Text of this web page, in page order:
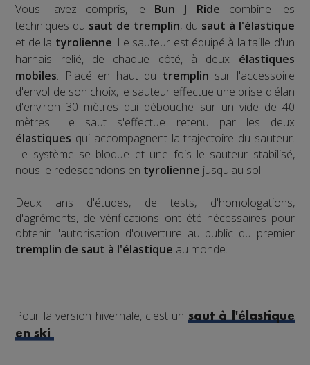
Vous l'avez compris, le Bun J Ride combine les
techniques du saut de tremplin, du saut à l'élastique
et de la tyrolienne. Le sauteur est équipé à la taille d'un
harnais relié, de chaque côté, à deux élastiques
mobiles. Placé en haut du tremplin sur l'accessoire
d'envol de son choix, le sauteur effectue une prise d'élan
d'environ 30 mètres qui débouche sur un vide de 40
mètres. Le saut s'effectue retenu par les deux
élastiques qui accompagnent la trajectoire du sauteur.
Le système se bloque et une fois le sauteur stabilisé,
nous le redescendons en tyrolienne jusqu'au sol.
​Deux ans d'études, de tests, d'homologations,
d'agréments, de vérifications ont été nécessaires pour
obtenir l'autorisation d'ouverture au public du premier
tremplin de saut à l'élastique au monde.
Pour la version hivernale, c'est un saut à l'élastique
en ski !